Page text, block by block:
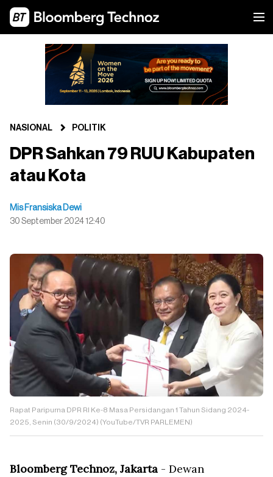
NASIONAL POLITIK
DPR Sahkan 79 RUU Kabupaten
atau Kota
Mis Fransiska Dewi
30 September 2024 12:40
Rapat Paripurna DPR RI Ke-8 Masa Persidangan 1 Tahun Sidang 2024-
2025, Senin (30/9/2024) (YouTube/TVR PARLEMEN)
Bloomberg Technoz, Jakarta - Dewan